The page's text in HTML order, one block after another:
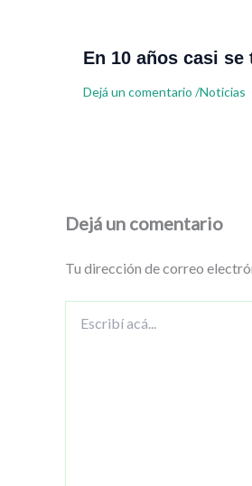
En 10 años casi
Dejá un comentario /Noticias
Dejá un comentario
Tu dirección de correo
acá...